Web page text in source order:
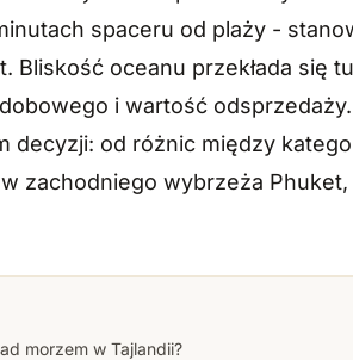
spaceru od plaży -
Bliskość oceanu przekłada się
i wartość
decyzji: od różnic między
zachodniego wybrzeża
morzem w Tajlandii?